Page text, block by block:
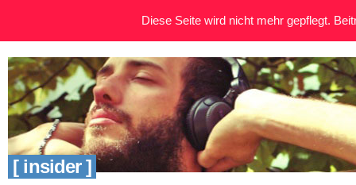
[ insider ]
Diese Seite wird nicht mehr gepflegt.